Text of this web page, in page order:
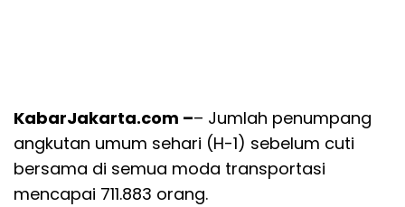
KabarJakarta.com –– Jumlah penumpang
angkutan umum sehari (H-1) sebelum cuti
bersama di semua moda transportasi
mencapai 711.883 orang.